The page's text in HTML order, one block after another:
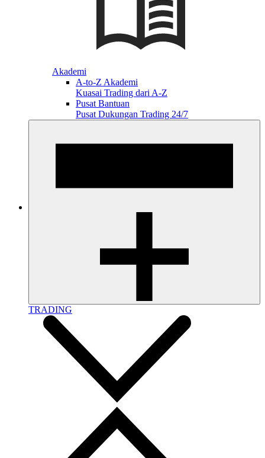
Akademi
A-to-Z Akademi
Kuasai Trading dari A-Z
Pusat Bantuan
Pusat Dukungan Trading 24/7
TRADING